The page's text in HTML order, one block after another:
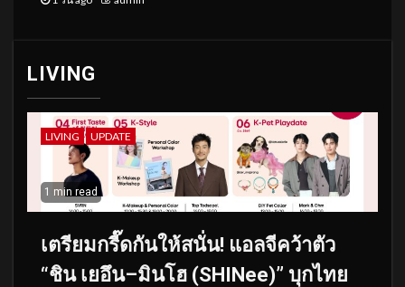
LIVING
LIVING UPDATE
1 min read
เตรียมกรี๊ดกันให้สนั่น! แอลจีคว้าตัว
“ชิน เยอึน–มินโฮ (SHINee)” บุกไทย